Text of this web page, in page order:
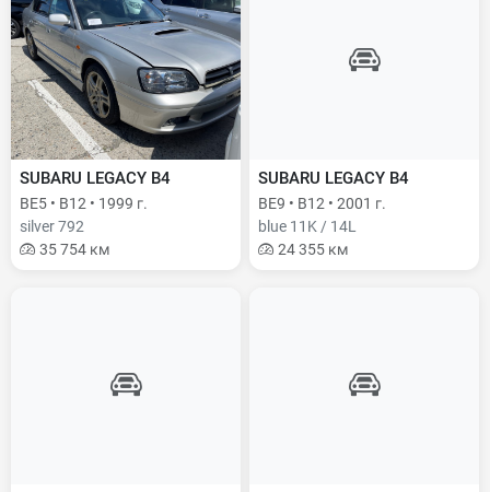
SUBARU LEGACY B4
BE5 • B12 • 1999 г.
silver 792
35 754 км
SUBARU LEGACY B4
BE9 • B12 • 2001 г.
blue 11K / 14L
24 355 км